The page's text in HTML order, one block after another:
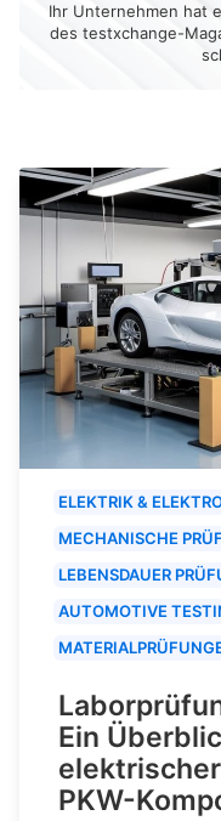
Ihr Unternehmen hat
des testxchange-
ELEKTRIK &
MECHANISCHE
LEBENSDAUER
AUTOMOTIVE
Ein
PKW-